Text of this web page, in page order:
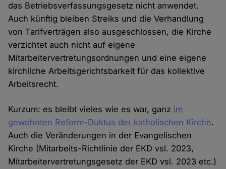
das Betriebsverfassungsgesetz nicht anwendet.
Auch künftig bleiben Streiks und die Verhandlung
von Tarifverträgen also ausgeschlossen, die Kirche
verzichtet auch nicht auf eigene
Mitarbeitervertretungsordnungen und eine eigene
kirchliche Arbeitsgerichtsbarkeit für das kollektive
Arbeitsrecht.
Kurzum: es bleibt vieles wie es war, ganz im
gewohnten Reform-Duktus der katholischen Kirche.
Auch die Veränderungen in der Evangelischen
Kirche (Mitarbeits-Richtlinie der EKD vsl. 2023,
Mitarbeitervertretungsgesetz der EKD vsl. 2023 etc.)